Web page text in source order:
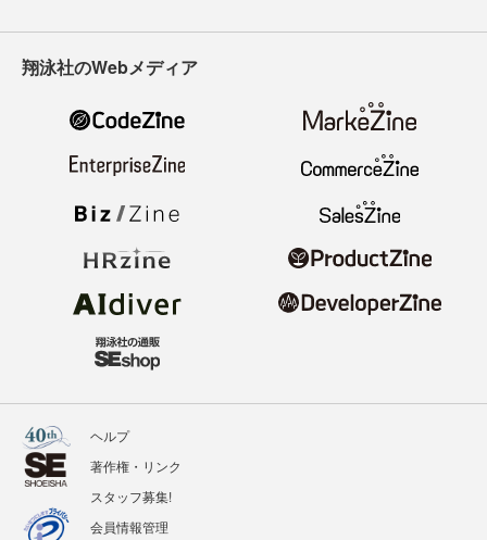
翔泳社のWebメディア
ヘルプ
著作権・リンク
スタッフ募集!
会員情報管理